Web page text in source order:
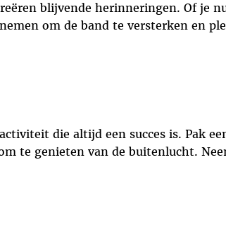
blijvende herinneringen. Of je
om de band te versterken en
die altijd een succes is. Pak
te genieten van de buitenlucht.